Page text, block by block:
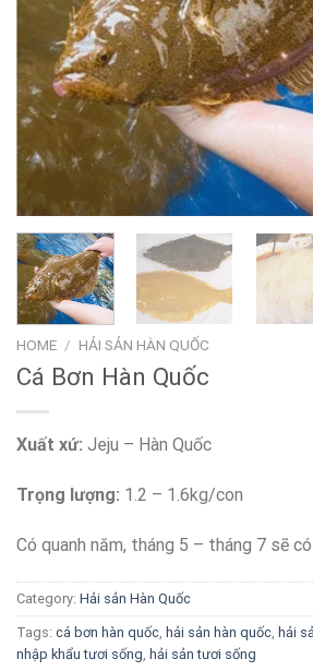
HOME / HẢI SẢN HÀN QUỐC
Cá Bơn Hàn Quốc
Xuất xứ: Jeju – Hàn Quốc
Trọng lượng: 1.2 – 1.6kg/con
Có quanh năm, tháng 5 – tháng 7 sẽ
Category: Hải sản Hàn Quốc
Tags: cá bơn hàn quốc hải sản hàn quốc hải
nhập khẩu tươi sống hải sản tươi sống